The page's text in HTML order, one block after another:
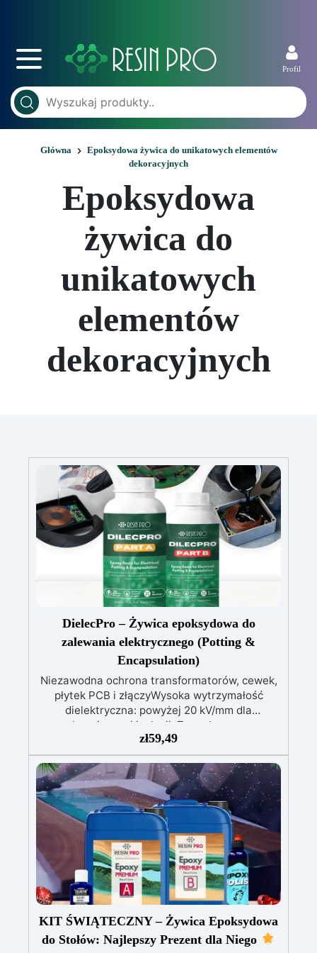
Profil
Główna
Epoksydowa żywica do unikatowych elementów
dekoracyjnych
Epoksydowa
żywica do
unikatowych
elementów
dekoracyjnych
DielecPro – Żywica epoksydowa do
zalewania elektrycznego (Potting &
Encapsulation)
Niezawodna ochrona transformatorów, cewek,
płytek PCB i złączyWysoka wytrzymałość
dielektryczna: powyżej 20 kV/mm dla
bezpiecznej izolacji. Zero skurczu:
gwarantowana stabilność wymiarowa podczas
utwardzania. Odporność na wilgoć i środki
chemiczne: idealna także do trudnych
warunków. Wszechstronna: odpowiednia do
transformatorów, uzwojeń, płytek PCB i
wrażliwych elementów. Długotrwała
niezawodność: chroni systemy do +150°C
temperatury pracy Dostępna w wersji
przezroczystej (do LED i łatwej kontroli) oraz z
czarnym barwnikiem – osobno, dla ochrony
patentowej i anty-sabotażowej.
zł59,49
KIT ŚWIĄTECZNY – Żywica Epoksydowa
do Stołów: Najlepszy Prezent dla Niego